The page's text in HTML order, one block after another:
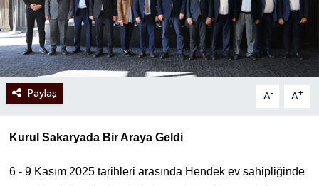
Paylaş A- A+
Kurul Sakaryada Bir Araya Geldi
6 - 9 Kasım 2025 tarihleri arasında Hendek ev sahipliğinde